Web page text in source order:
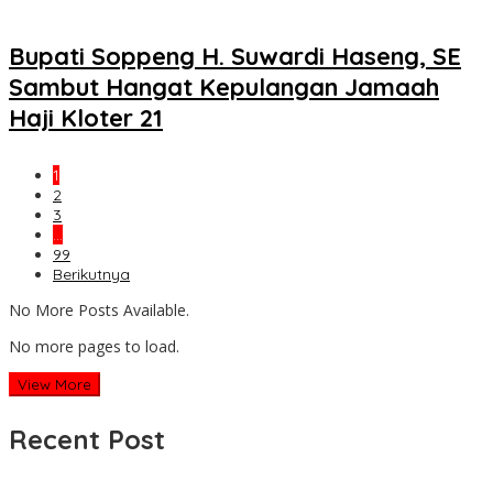
Bupati Soppeng H. Suwardi Haseng, SE
Sambut Hangat Kepulangan Jamaah
Haji Kloter 21
1
2
3
…
99
Berikutnya
No More Posts Available.
No more pages to load.
View More
Recent Post